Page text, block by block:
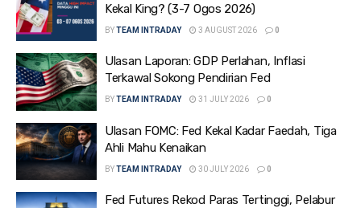
Kekal King? (3-7 Ogos 2026)
BYTEAM INTRADAY 3 AUGUST 2026 0
Ulasan Laporan: GDP Perlahan, Inflasi
Terkawal Sokong Pendirian Fed
BYTEAM INTRADAY 31 JULY 2026 0
Ulasan FOMC: Fed Kekal Kadar Faedah, Tiga
Ahli Mahu Kenaikan
BYTEAM INTRADAY 30 JULY 2026 0
Fed Futures Rekod Paras Tertinggi, Pelabur